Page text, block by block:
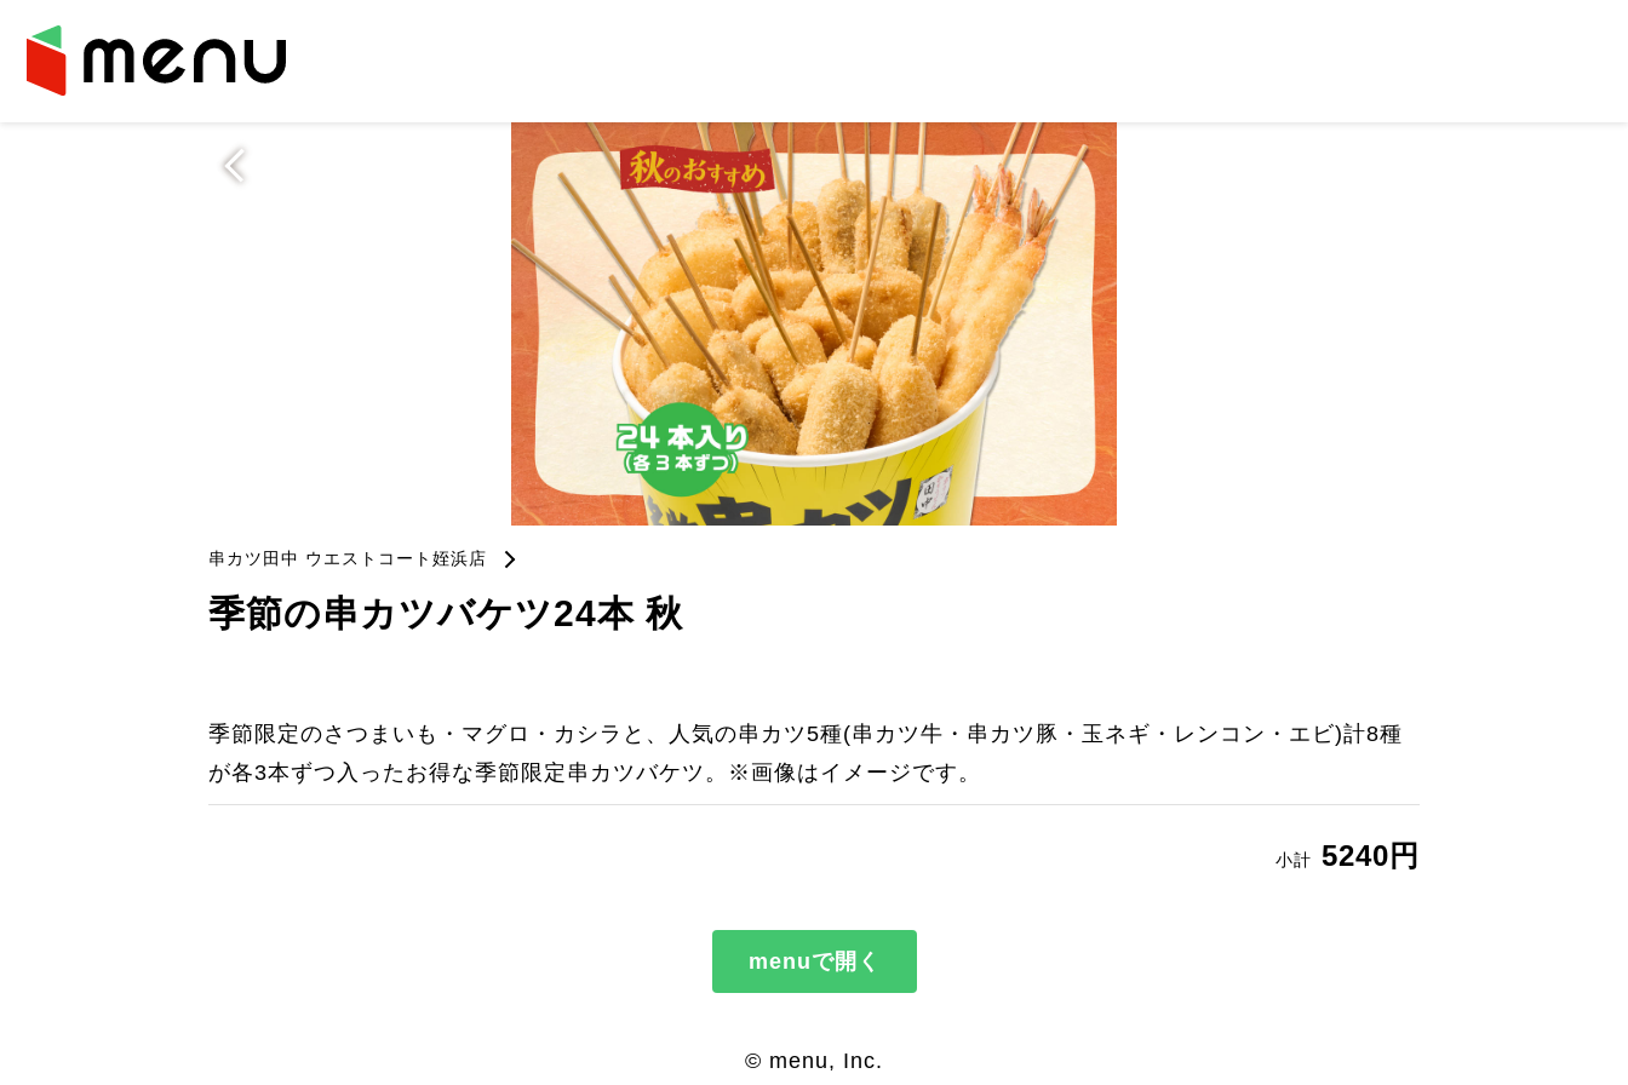
串カツ田中 ウエストコート姪浜店
季節の串カツバケツ24本 秋
季節限定のさつまいも・マグロ・カシラと、人気の串カツ5種(串カツ牛・串カツ豚・玉ネギ・レンコン・エビ)計8種
が各3本ずつ入ったお得な季節限定串カツバケツ。※画像はイメージです。
小計 5240円
menuで開く
© menu, Inc.